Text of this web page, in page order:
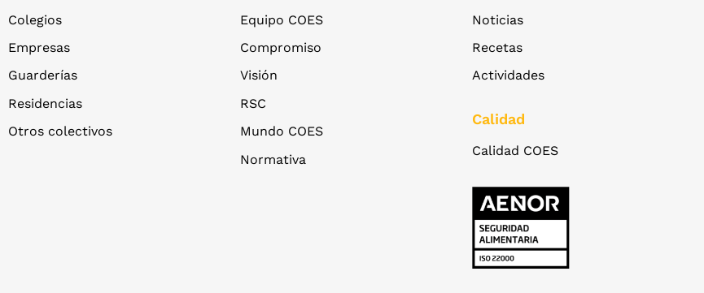
Colegios
Empresas
Guarderías
Residencias
Otros colectivos
Equipo COES
Compromiso
Visión
RSC
Mundo COES
Normativa
Noticias
Recetas
Actividades
Calidad
Calidad COES